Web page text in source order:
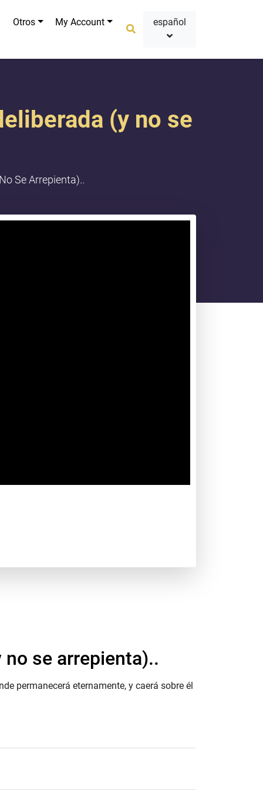
Otros My Account
(y no se
Se Arrepienta)..
se arrepienta)..
permanecerá eternamente, y caerá sobre él